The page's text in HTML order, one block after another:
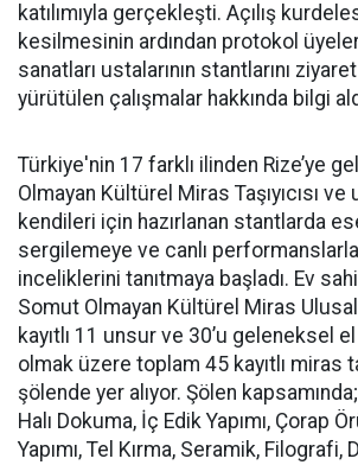
katılımıyla gerçekleşti. Açılış
kesilmesinin ardından protokol
sanatları ustalarının stantlarını
yürütülen çalışmalar hakkında bilgi
Türkiye'nin 17 farklı ilinden Rize’ye
Olmayan Kültürel Miras Taşıyıcısı ve
kendileri için hazırlanan stantlarda
sergilemeye ve canlı performanslarla
inceliklerini tanıtmaya başladı. Ev
Somut Olmayan Kültürel Miras Ulusal
kayıtlı 11 unsur ve 30’u geleneksel
olmak üzere toplam 45 kayıtlı miras
şölende yer alıyor. Şölen
Halı Dokuma, İç Edik Yapımı, Çorap
Yapımı, Tel Kırma, Seramik, Filografi,